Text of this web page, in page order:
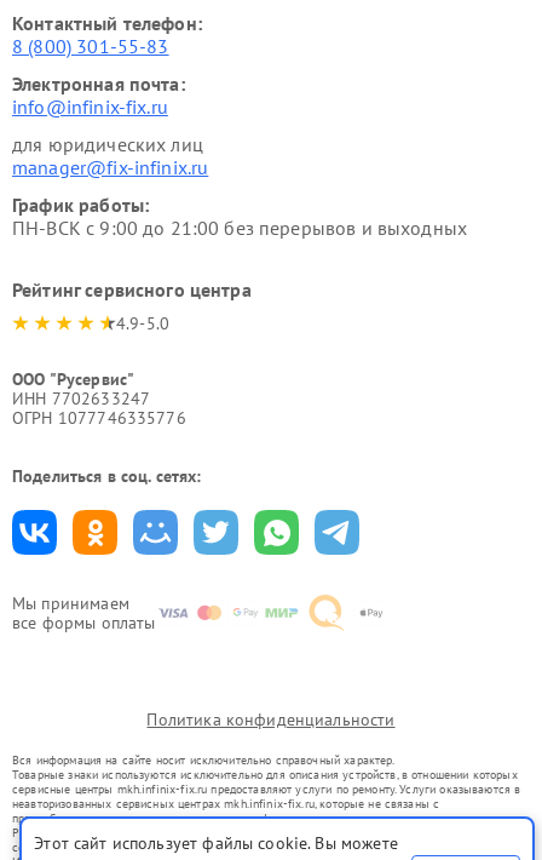
Мы принимаем
все формы оплаты
Контактный телефон:
8 (800) 301-55-83
Электронная почта:
info@infinix-fix.ru
для юридических лиц
manager@fix-infinix.ru
График работы:
ПН-ВСК с 9:00 до 21:00 без перерывов и выходных
Рейтинг сервисного центра
4.9-5.0
ООО "Русервис"
ИНН 7702633247
ОГРН 1077746335776
Поделиться в соц. сетях:
Политика конфиденциальности
Вся информация на сайте носит исключительно справочный характер.
Товарные знаки используются исключительно для описания устройств, в отношении которых
сервисные центры mkh.infinix-fix.ru предоставляют услуги по ремонту. Услуги оказываются в
неавторизованных сервисных центрах mkh.infinix-fix.ru, которые не связаны с
правообладателями товарных знаков или их официальными представителями.
Ремонт осуществляется для устройств, уже введенных в гражданский оборот в соответствии
со статьей 1487 ГК РФ.
Этот сайт использует файлы cookie. Вы можете